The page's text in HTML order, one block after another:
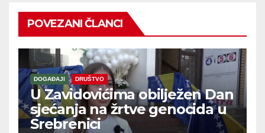
POVEZANI ČLANCI
DOGAĐAJI DRUŠTVO
U Zavidovićima obilježen Dan
sjećanja na žrtve genocida u
Srebrenici